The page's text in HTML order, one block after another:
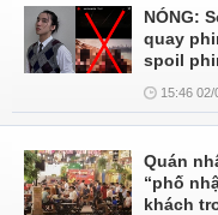
NÓNG:
quay
spoil
15:46 02/
Quán
“phố
khách